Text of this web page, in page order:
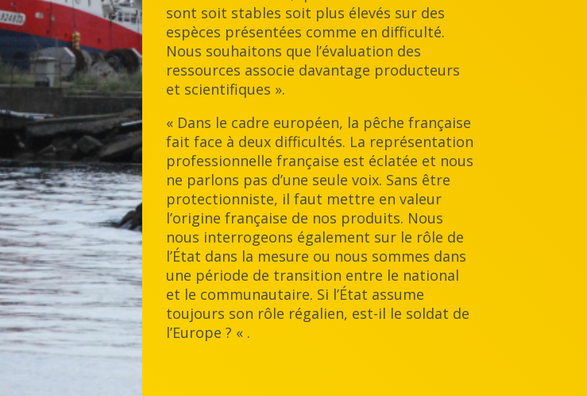
sont soit stables soit plus élevés sur des
espèces présentées comme en difficulté.
Nous souhaitons que l’évaluation des
ressources associe davantage producteurs
et scientifiques ».
« Dans le cadre européen, la pêche française
fait face à deux difficultés. La représentation
professionnelle française est éclatée et nous
ne parlons pas d’une seule voix. Sans être
protectionniste, il faut mettre en valeur
l’origine française de nos produits. Nous
nous interrogeons également sur le rôle de
l’État dans la mesure ou nous sommes dans
une période de transition entre le national
et le communautaire. Si l’État assume
toujours son rôle régalien, est-il le soldat de
l’Europe ? « .